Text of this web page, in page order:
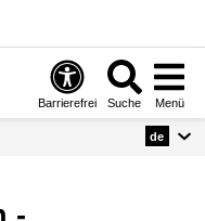
Barrierefrei Suche Menü
de